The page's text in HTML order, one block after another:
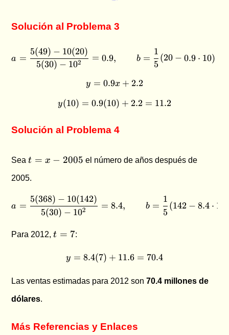
Solución al Problema 3
a=\frac{5(49)-
a =
5(30) − 102
5(49) − 10(20)
= 0.9, b =
5
1
(20 − 0.9 ⋅ 10)
y=0.9x+2.2
y = 0.9x + 2.2
y(10)=0.9(10)+2.2=11.2
y(10) = 0.9(10) + 2.2 = 11.2
Solución al Problema 4
Seat=x-
t = x − 2005 el número de años después de
2005.
a=\frac{5(368)-
a =
5(30) − 102
5(368) − 10(142)
= 8.4, b =
5
1
(142 − 8.4 ⋅ 10
Para 2012,t=7
t = 7:
y=8.4(7)+11.6=70.4
y = 8.4(7) + 11.6 = 70.4
Las ventas estimadas para 2012 son70.4 millones de
dólares.
Más Referencias y Enlaces